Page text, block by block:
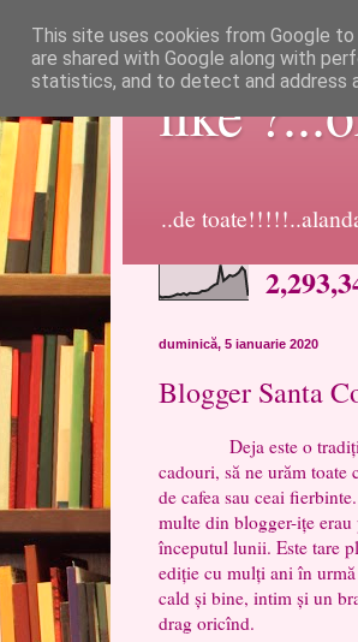
like
..de
duminică, 5 ianuarie 2020
Blogger Santa
Deja este o tradiție,
cadouri, să ne urăm toate
de cafea sau ceai
multe din blogger-ițe erau
începutul lunii. Este tare
ediție cu mulți ani în
cald și bine, intim și un
drag oricînd.
This site uses cookies from Google
are shared with Google along with
statistics, and to detect and address